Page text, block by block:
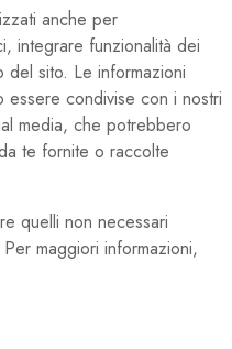
anche per
integrare funzionalità dei
del sito. Le informazioni
essere condivise con i nostri
media, che potrebbero
te fornite o raccolte
quelli non necessari
maggiori informazioni,